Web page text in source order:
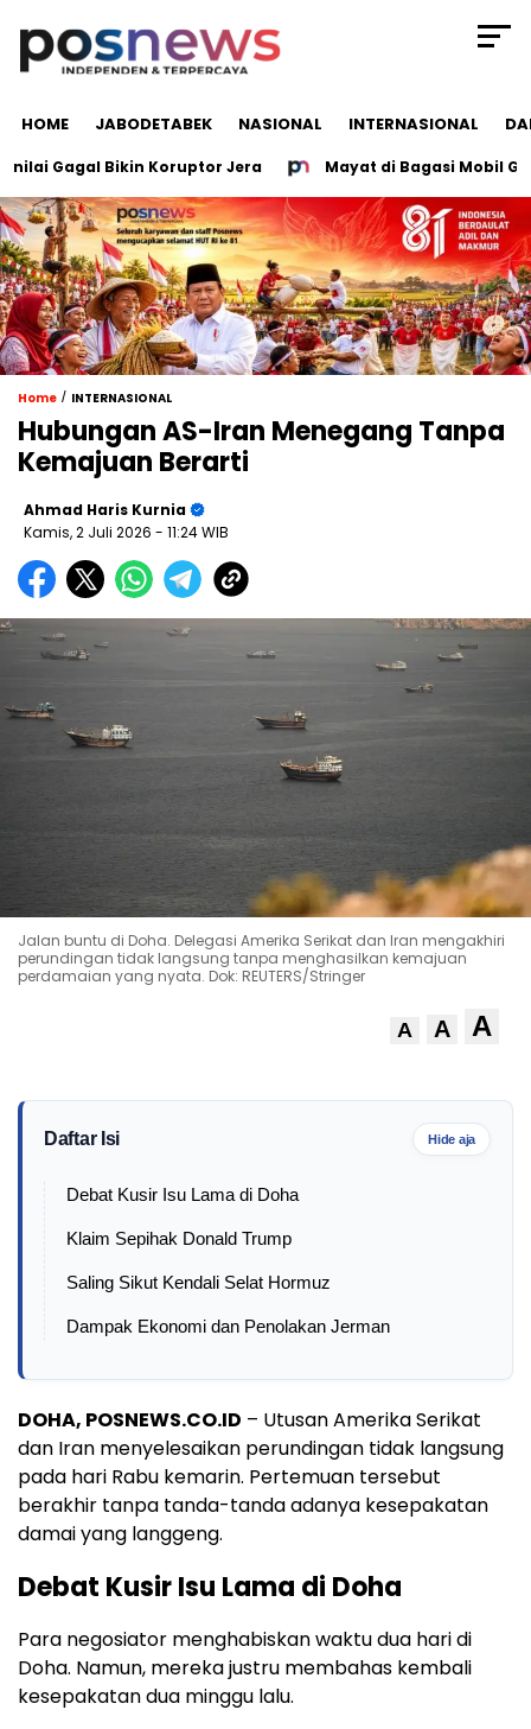
HOME JABODETABEK NASIONAL INTERNASIONAL
Gagal Bikin Koruptor Jera Mayat di Bagasi Mobil
Home / INTERNASIONAL
Hubungan AS-Iran Menegang Tanpa
Kemajuan Berarti
Ahmad Haris Kurnia
Kamis, 2 Juli 2026 - 11:24 WIB
Jalan buntu di Doha. Delegasi Amerika Serikat dan Iran mengakhiri
perundingan tidak langsung tanpa menghasilkan kemajuan
perdamaian yang nyata. Dok: REUTERS/Stringer
A A A
Daftar Isi Hide aja
Debat Kusir Isu Lama di Doha
Klaim Sepihak Donald Trump
Saling Sikut Kendali Selat Hormuz
Dampak Ekonomi dan Penolakan Jerman
DOHA, POSNEWS.CO.ID – Utusan Amerika Serikat
dan Iran menyelesaikan perundingan tidak langsung
pada hari Rabu kemarin. Pertemuan tersebut
berakhir tanpa tanda-tanda adanya kesepakatan
damai yang langgeng.
Debat Kusir Isu Lama di Doha
Para negosiator menghabiskan waktu dua hari di
Doha. Namun, mereka justru membahas kembali
kesepakatan dua minggu lalu.